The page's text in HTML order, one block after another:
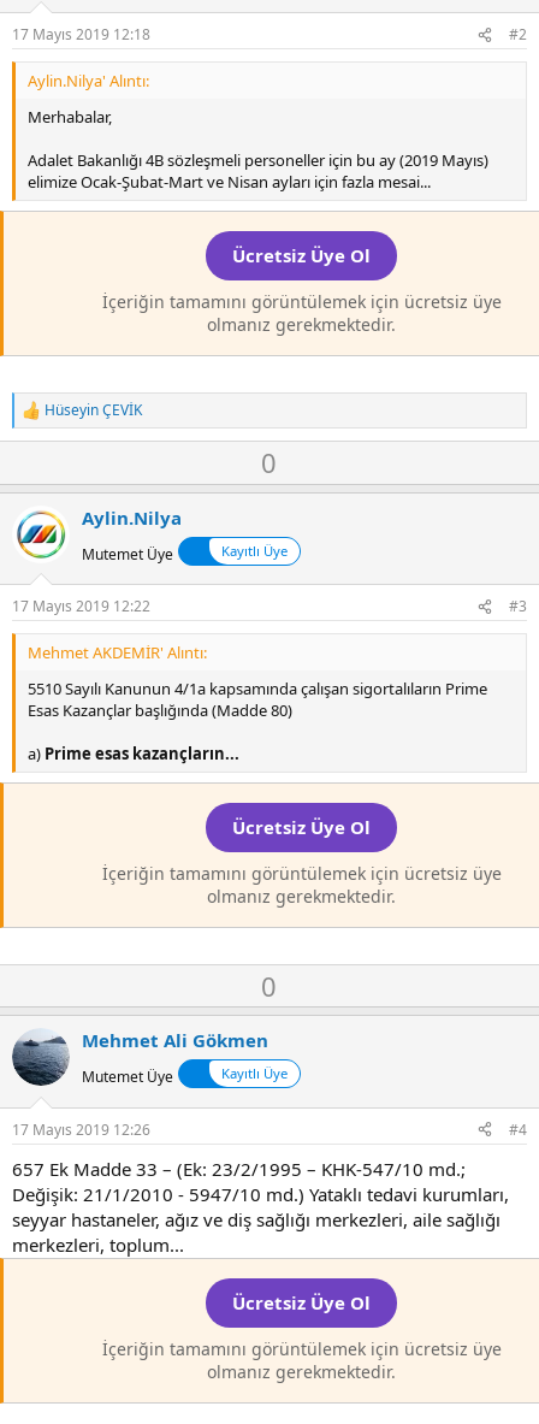
17 Mayıs 2019 12:18 #2
Aylin.Nilya' Alıntı:
Merhabalar,
Adalet Bakanlığı 4B sözleşmeli personeller için bu ay (2019 Mayıs)
elimize Ocak-Şubat-Mart ve Nisan ayları için fazla mesai...
Ücretsiz Üye Ol
İçeriğin tamamını görüntülemek için ücretsiz üye
olmanız gerekmektedir.
T
e
i
l
e
r
Hüseyin ÇEVİK
O
y
a
0
o
o
t
Aylin.Nilya
Mutemet Üye Kayıtlı Üye
17 Mayıs 2019 12:22 #3
Mehmet AKDEMİR' Alıntı:
5510 Sayılı Kanunun 4/1a kapsamında çalışan sigortalıların Prime
Esas Kazançlar başlığında (Madde 80)
a) Prime esas kazançların...
Ücretsiz Üye Ol
İçeriğin tamamını görüntülemek için ücretsiz üye
olmanız gerekmektedir.
O
y
l
a
0
o
o
t
e
Mehmet Ali Gökmen
Mutemet Üye Kayıtlı Üye
17 Mayıs 2019 12:26 #4
657 Ek Madde 33 – (Ek: 23/2/1995 – KHK-547/10 md.;
Değişik: 21/1/2010 - 5947/10 md.) Yataklı tedavi kurumları,
seyyar hastaneler, ağız ve diş sağlığı merkezleri, aile sağlığı
merkezleri, toplum...
Ücretsiz Üye Ol
İçeriğin tamamını görüntülemek için ücretsiz üye
olmanız gerekmektedir.